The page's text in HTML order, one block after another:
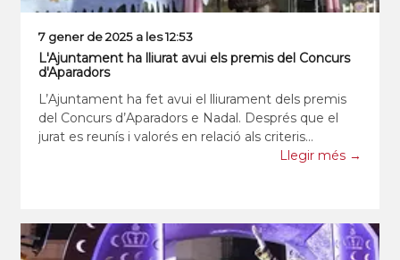
7 gener de 2025 a les 12:53
L'Ajuntament ha lliurat avui els premis del Concurs
d'Aparadors
L’Ajuntament ha fet avui el lliurament dels premis
del Concurs d’Aparadors e Nadal. Després que el
jurat es reunís i valorés en relació als criteris
establerts a les bases del concurs, aquest matí
Llegir més →